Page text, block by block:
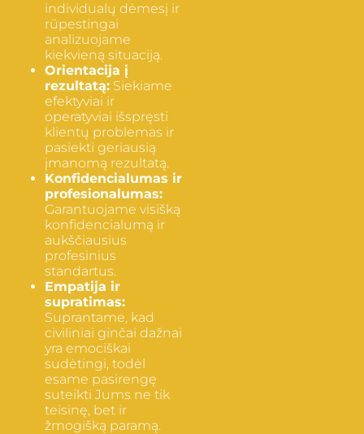
individualų dėmesį ir
rūpestingai
analizuojame
kiekvieną situaciją.
Orientacija į
rezultatą: Siekiame
efektyviai ir
operatyviai išspręsti
klientų problemas ir
pasiekti geriausią
įmanomą rezultatą.
Konfidencialumas ir
profesionalumas:
Garantuojame visišką
konfidencialumą ir
aukščiausius
profesinius
standartus.
Empatija ir
supratimas:
Suprantame, kad
civiliniai ginčai dažnai
yra emociškai
sudėtingi, todėl
esame pasirengę
suteikti Jums ne tik
teisinę, bet ir
žmogišką paramą.